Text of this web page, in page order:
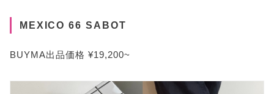
MEXICO 66 SABOT
BUYMA出品価格 ¥19,200~